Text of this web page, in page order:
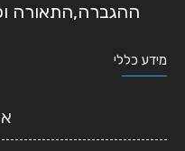
ההגברה,התאורה
מידע כללי